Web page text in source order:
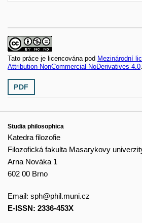
Tato práce je licencována pod Mezinárodní
Attribution-NonCommercial-NoDerivatives 4.0.
PDF
Studia philosophica
Katedra filozofie
Filozofická fakulta Masarykovy
Arna Nováka 1
602 00 Brno
Email: sph@phil.muni.cz
E-ISSN: 2336-453X